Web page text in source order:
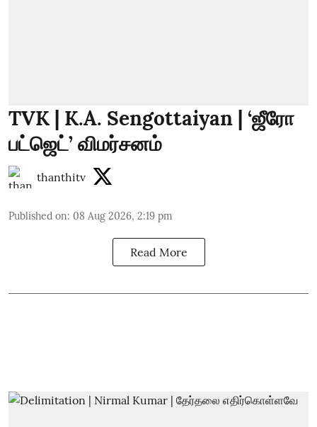
TVK | K.A. Sengottaiyan | ‘ஜீரோ
பட்ஜெட்’ விமர்சனம்
thanthitv
Published on: 08 Aug 2026, 2:19 pm
Read More